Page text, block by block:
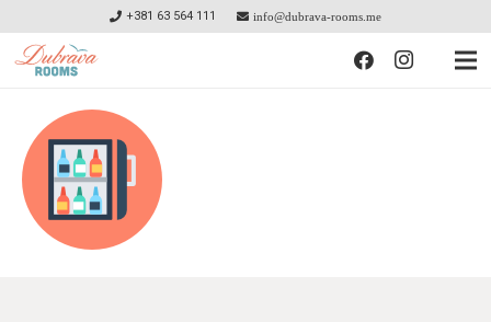
+381 63 564 111 info@dubrava-rooms.me